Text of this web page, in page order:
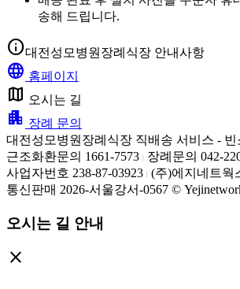
송해 드립니다.
info대전성모병원장례식장 안내사항
language 홈페이지
map 오시는 길
apartment 장례 문의
대전성모병원장례식장 직배송 서비스 - 빈
근조화환문의 1661-7573
장례문의 042-
사업자번호 238-87-03923 (주)에지네트웍
통신판매 2026-서울강서-0567 ©
오시는 길 안내
close